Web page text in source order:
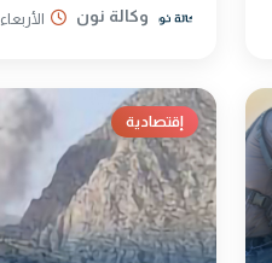
وكالة نون الأربعاء 24 كانون الثاني 2024
إقتصادية